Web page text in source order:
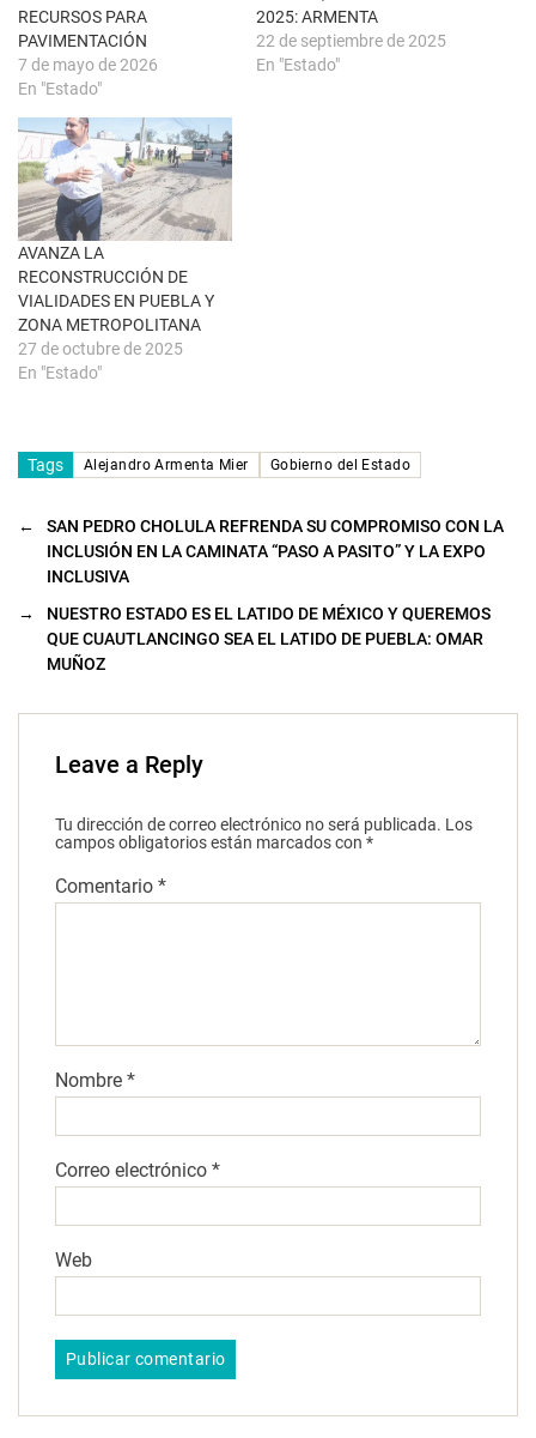
a
n
u
v
a
)
a
b
r
e
e
n
v
e
n
t
a
n
a
u
e
v
a
)
RECURSOS PARA
PAVIMENTACIÓN
7 de mayo de 2026
En "Estado"
2025: ARMENTA
22 de septiembre de 2025
En "Estado"
AVANZA LA
RECONSTRUCCIÓN DE
VIALIDADES EN PUEBLA Y
ZONA METROPOLITANA
27 de octubre de 2025
En "Estado"
Tags Alejandro Armenta Mier Gobierno del Estado
←
SAN PEDRO CHOLULA REFRENDA SU COMPROMISO CON LA
INCLUSIÓN EN LA CAMINATA “PASO A PASITO” Y LA EXPO
INCLUSIVA
→
NUESTRO ESTADO ES EL LATIDO DE MÉXICO Y QUEREMOS
QUE CUAUTLANCINGO SEA EL LATIDO DE PUEBLA: OMAR
MUÑOZ
Leave a Reply
Tu dirección de correo electrónico no será publicada. Los
campos obligatorios están marcados con *
Comentario *
Nombre *
Correo electrónico *
Web